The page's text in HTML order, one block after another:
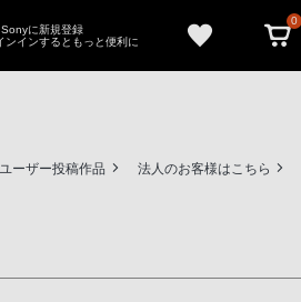
に新規登録
ンインするともっと便利に
0
ーザー投稿作品 法人のお客様はこちら